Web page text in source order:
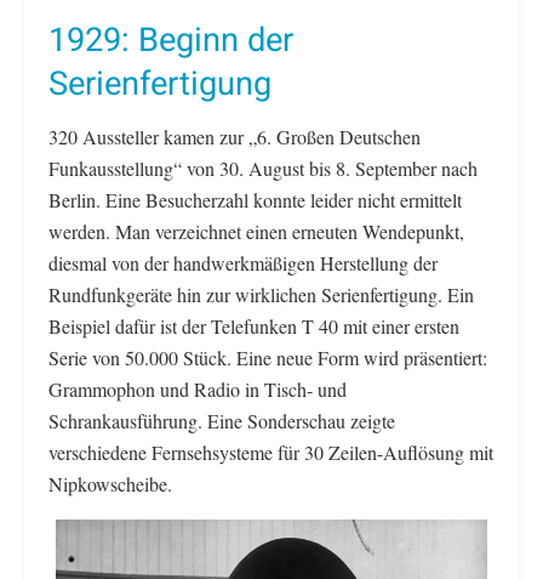
1929: Beginn der
Serienfertigung
320 Aussteller kamen zur „6. Großen Deutschen
Funkausstellung“ von 30. August bis 8. September nach
Berlin. Eine Besucherzahl konnte leider nicht ermittelt
werden. Man verzeichnet einen erneuten Wendepunkt,
diesmal von der handwerkmäßigen Herstellung der
Rundfunkgeräte hin zur wirklichen Serienfertigung. Ein
Beispiel dafür ist der Telefunken T 40 mit einer ersten
Serie von 50.000 Stück. Eine neue Form wird präsentiert:
Grammophon und Radio in Tisch- und
Schrankausführung. Eine Sonderschau zeigte
verschiedene Fernsehsysteme für 30 Zeilen-Auflösung mit
Nipkowscheibe.